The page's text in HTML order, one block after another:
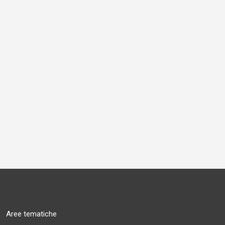
Aree tematiche